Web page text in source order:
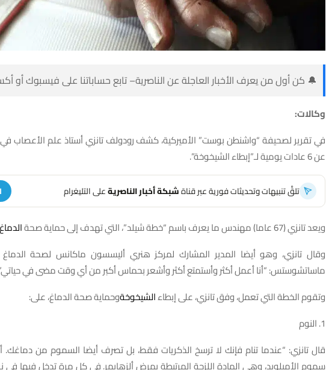
🔔 كن أول من يعرف الأخبار العاجلة عن الناصرية– تابع حساباتنا على فيسبوك أو
وكالات:
في تقرير لصحيفة “واشنطن بوست” الأميركية، كشف رودولف تانزي أستاذ علم الأعصاب
عن 6 عادات يومية لـ”إبطاء الشيخوخة”.
تلقَّ تنبيهات وتحديثات فورية عبر قناةشبكة أخبار الناصريةعلى التليغرام
ويعد تانزي (67 عاما) مهندس ما يعرف باسم “خطة شيلد”، التي تهدف إلى حماية صحة
الدماغ
وقال تانزي، وهو أيضا المدير المشارك لمركز هنري أليسسون ماكانس لصحة
ماساتشوستس: “أنا أعمل أكثر وأستمتع أكثر وأشعر بحماس أكبر من أي وقت مضى في
وتقوم الخطة التي تعمل، وفق تانزي، على إبطاءالشيخوخةوحماية صحة الدماغ، على:
1. النوم
قال تانزي: “عندما تنام فإنك لا ترسخ الذكريات فقط، بل تصرف أيضا السموم من دماغك.
سموم الأميلويد، وهي المادة اللزجة المرتبطة بمرض ألزهايمر. في كل مرة تدخل فيها